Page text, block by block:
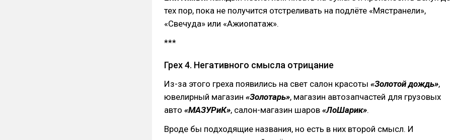
тех пор, пока не получится отстреливать на подлёте «Мястранели»,
«Свечуда» или «Ажиопатаж».
***
Грех 4. Негативного смысла отрицание⠀
Из-за этого греха появились на свет салон красоты «Золотой дождь»,
ювелирный магазин «Золотарь», магазин автозапчастей для грузовых
авто «МАЗУРиК», салон-магазин шаров «ЛоШарик».⠀
Вроде бы подходящие названия, но есть в них второй смысл. И